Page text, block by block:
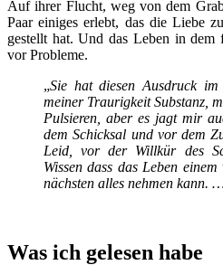
Auf ihrer Flucht, weg von dem
Paar einiges erlebt, das die Liebe
gestellt hat. Und das Leben in dem
vor Probleme.
„Sie hat diesen Ausdruck
meiner Traurigkeit Substanz,
Pulsieren, aber es jagt mir
dem Schicksal und vor dem
Leid, vor der Willkür des
Wissen dass das Leben
nächsten alles nehmen kann.
Was ich gelesen habe